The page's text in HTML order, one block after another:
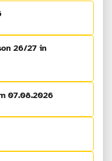
26/27 in
07.08.2026